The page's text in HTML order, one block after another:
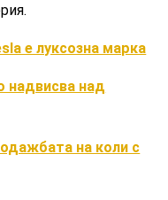
е луксозна марка
надвисва над
на коли с